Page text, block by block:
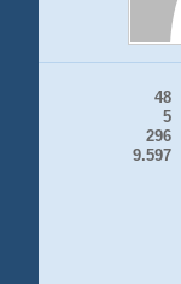
48
5
296
9.597